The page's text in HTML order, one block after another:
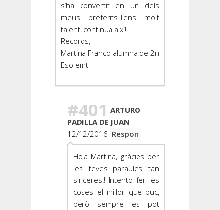
s’ha convertit en un dels
meus preferits.Tens molt
talent, continua així!
Records,
Martina Franco alumna de 2n
Eso emt
#401 ARTURO
PADILLA DE JUAN
12/12/2016 Respon
Hola Martina, gràcies per
les teves paraules tan
sinceres!! Intento fer les
coses el millor que puc,
però sempre es pot